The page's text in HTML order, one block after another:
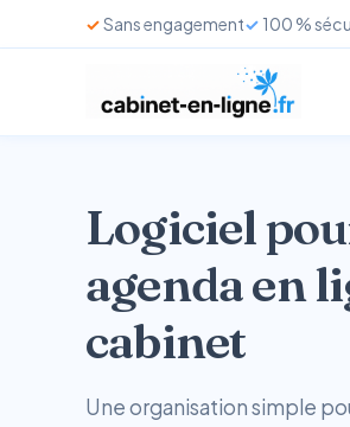
Sans engagement 100 %
Logiciel
agenda en
cabinet
Une organisation simple